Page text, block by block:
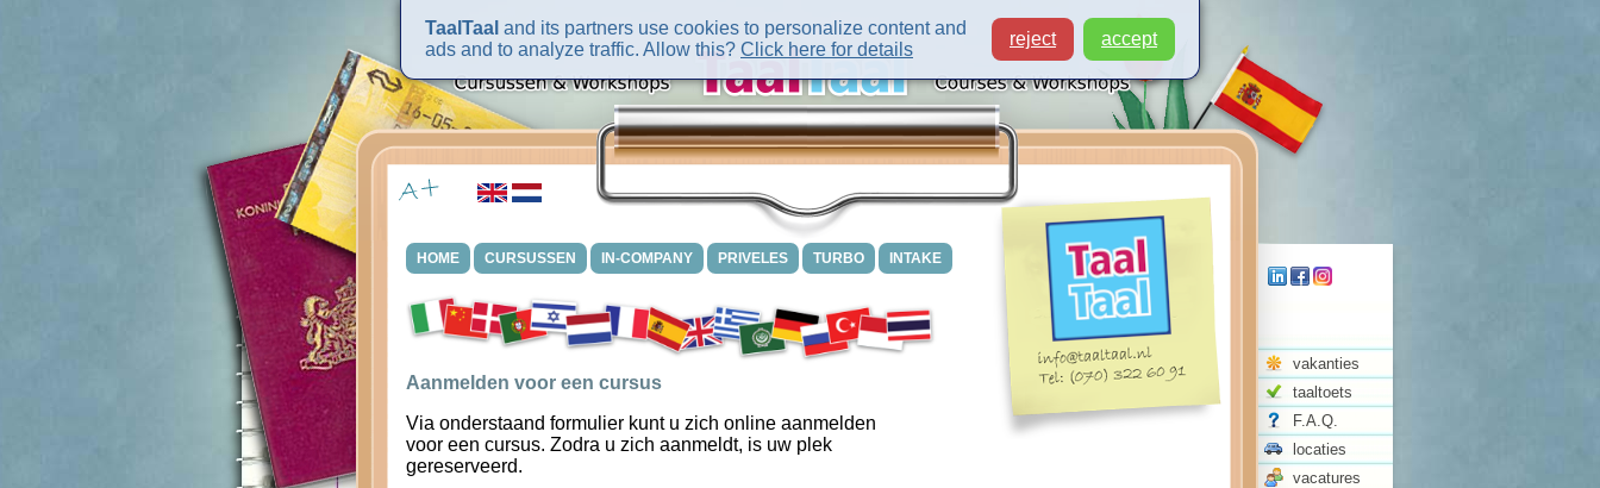
vakanties
taaltoets
F.A.Q.
locaties
vacatures
HOME CURSUSSEN IN-COMPANY PRIVELES TURBO INTAKE
Aanmelden voor een cursus
Via onderstaand formulier kunt u zich online aanmelden
voor een cursus. Zodra u zich aanmeldt, is uw plek
gereserveerd.
TaalTaal and its partners use cookies to personalize content and
ads and to analyze traffic. Allow this? Click here for details
reject accept